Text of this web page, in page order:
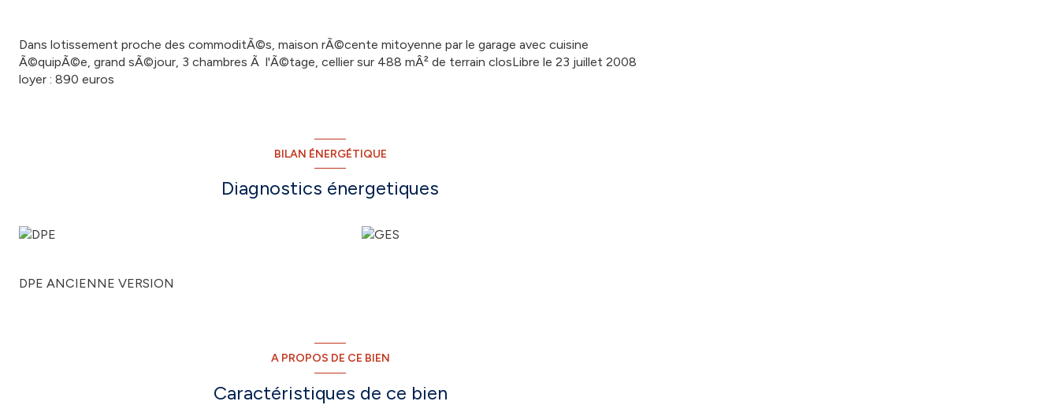
Dans lotissement proche des commoditÃ©s, maison rÃ©cente mitoyenne par le garage avec cuisine
Ã©quipÃ©e, grand sÃ©jour, 3 chambres Ã l'Ã©tage, cellier sur 488 mÂ² de terrain closLibre le 23 juillet 2008
loyer : 890 euros
BILAN ÉNERGÉTIQUE
Diagnostics énergetiques
DPE ANCIENNE VERSION
A PROPOS DE CE BIEN
Caractéristiques de ce bien